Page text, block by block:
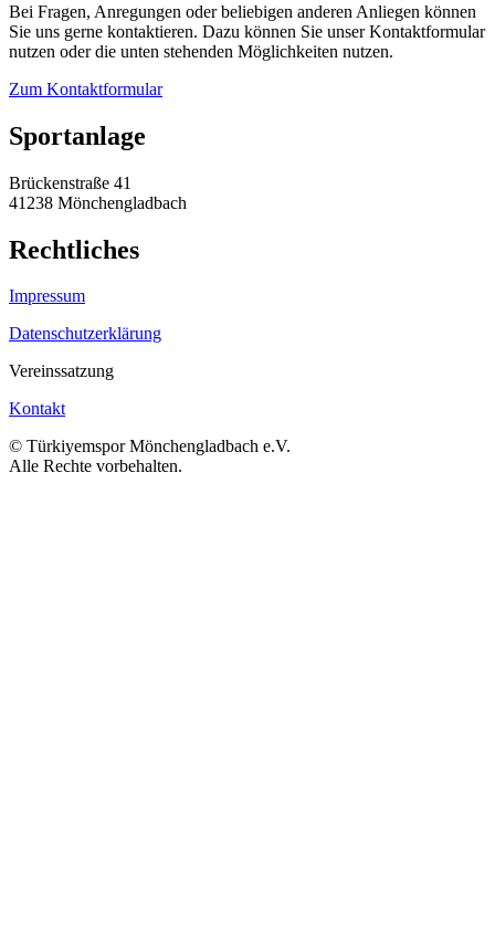
Bei Fragen, Anregungen oder beliebigen anderen Anliegen können
Sie uns gerne kontaktieren. Dazu können Sie unser Kontaktformular
nutzen oder die unten stehenden Möglichkeiten nutzen.
Zum Kontaktformular
Sportanlage
Brückenstraße 41
41238 Mönchengladbach
Rechtliches
Impressum
Datenschutzerklärung
Vereinssatzung
Kontakt
© Türkiyemspor Mönchengladbach e.V.
Alle Rechte vorbehalten.